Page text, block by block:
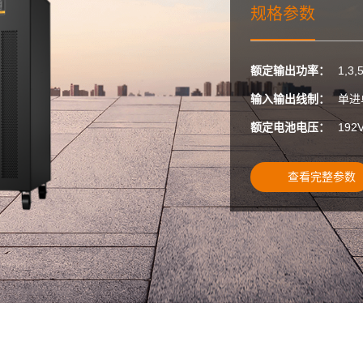
规格参数
额定输出功率：
输入输出线制： 单进
额定电池电压：
查看完整参数